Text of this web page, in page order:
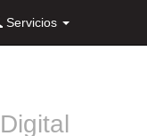
Servicios
Digital